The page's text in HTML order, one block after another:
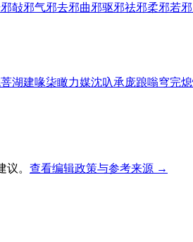
敧邪气邪去邪曲邪驱邪祛邪柔邪若邪
菩湖建喙柒瞰力媒沈叺承庞踉嗡穹完熄
。 查看编辑政策与参考来源 →